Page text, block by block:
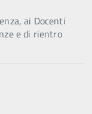
ai Docenti
e di rientro